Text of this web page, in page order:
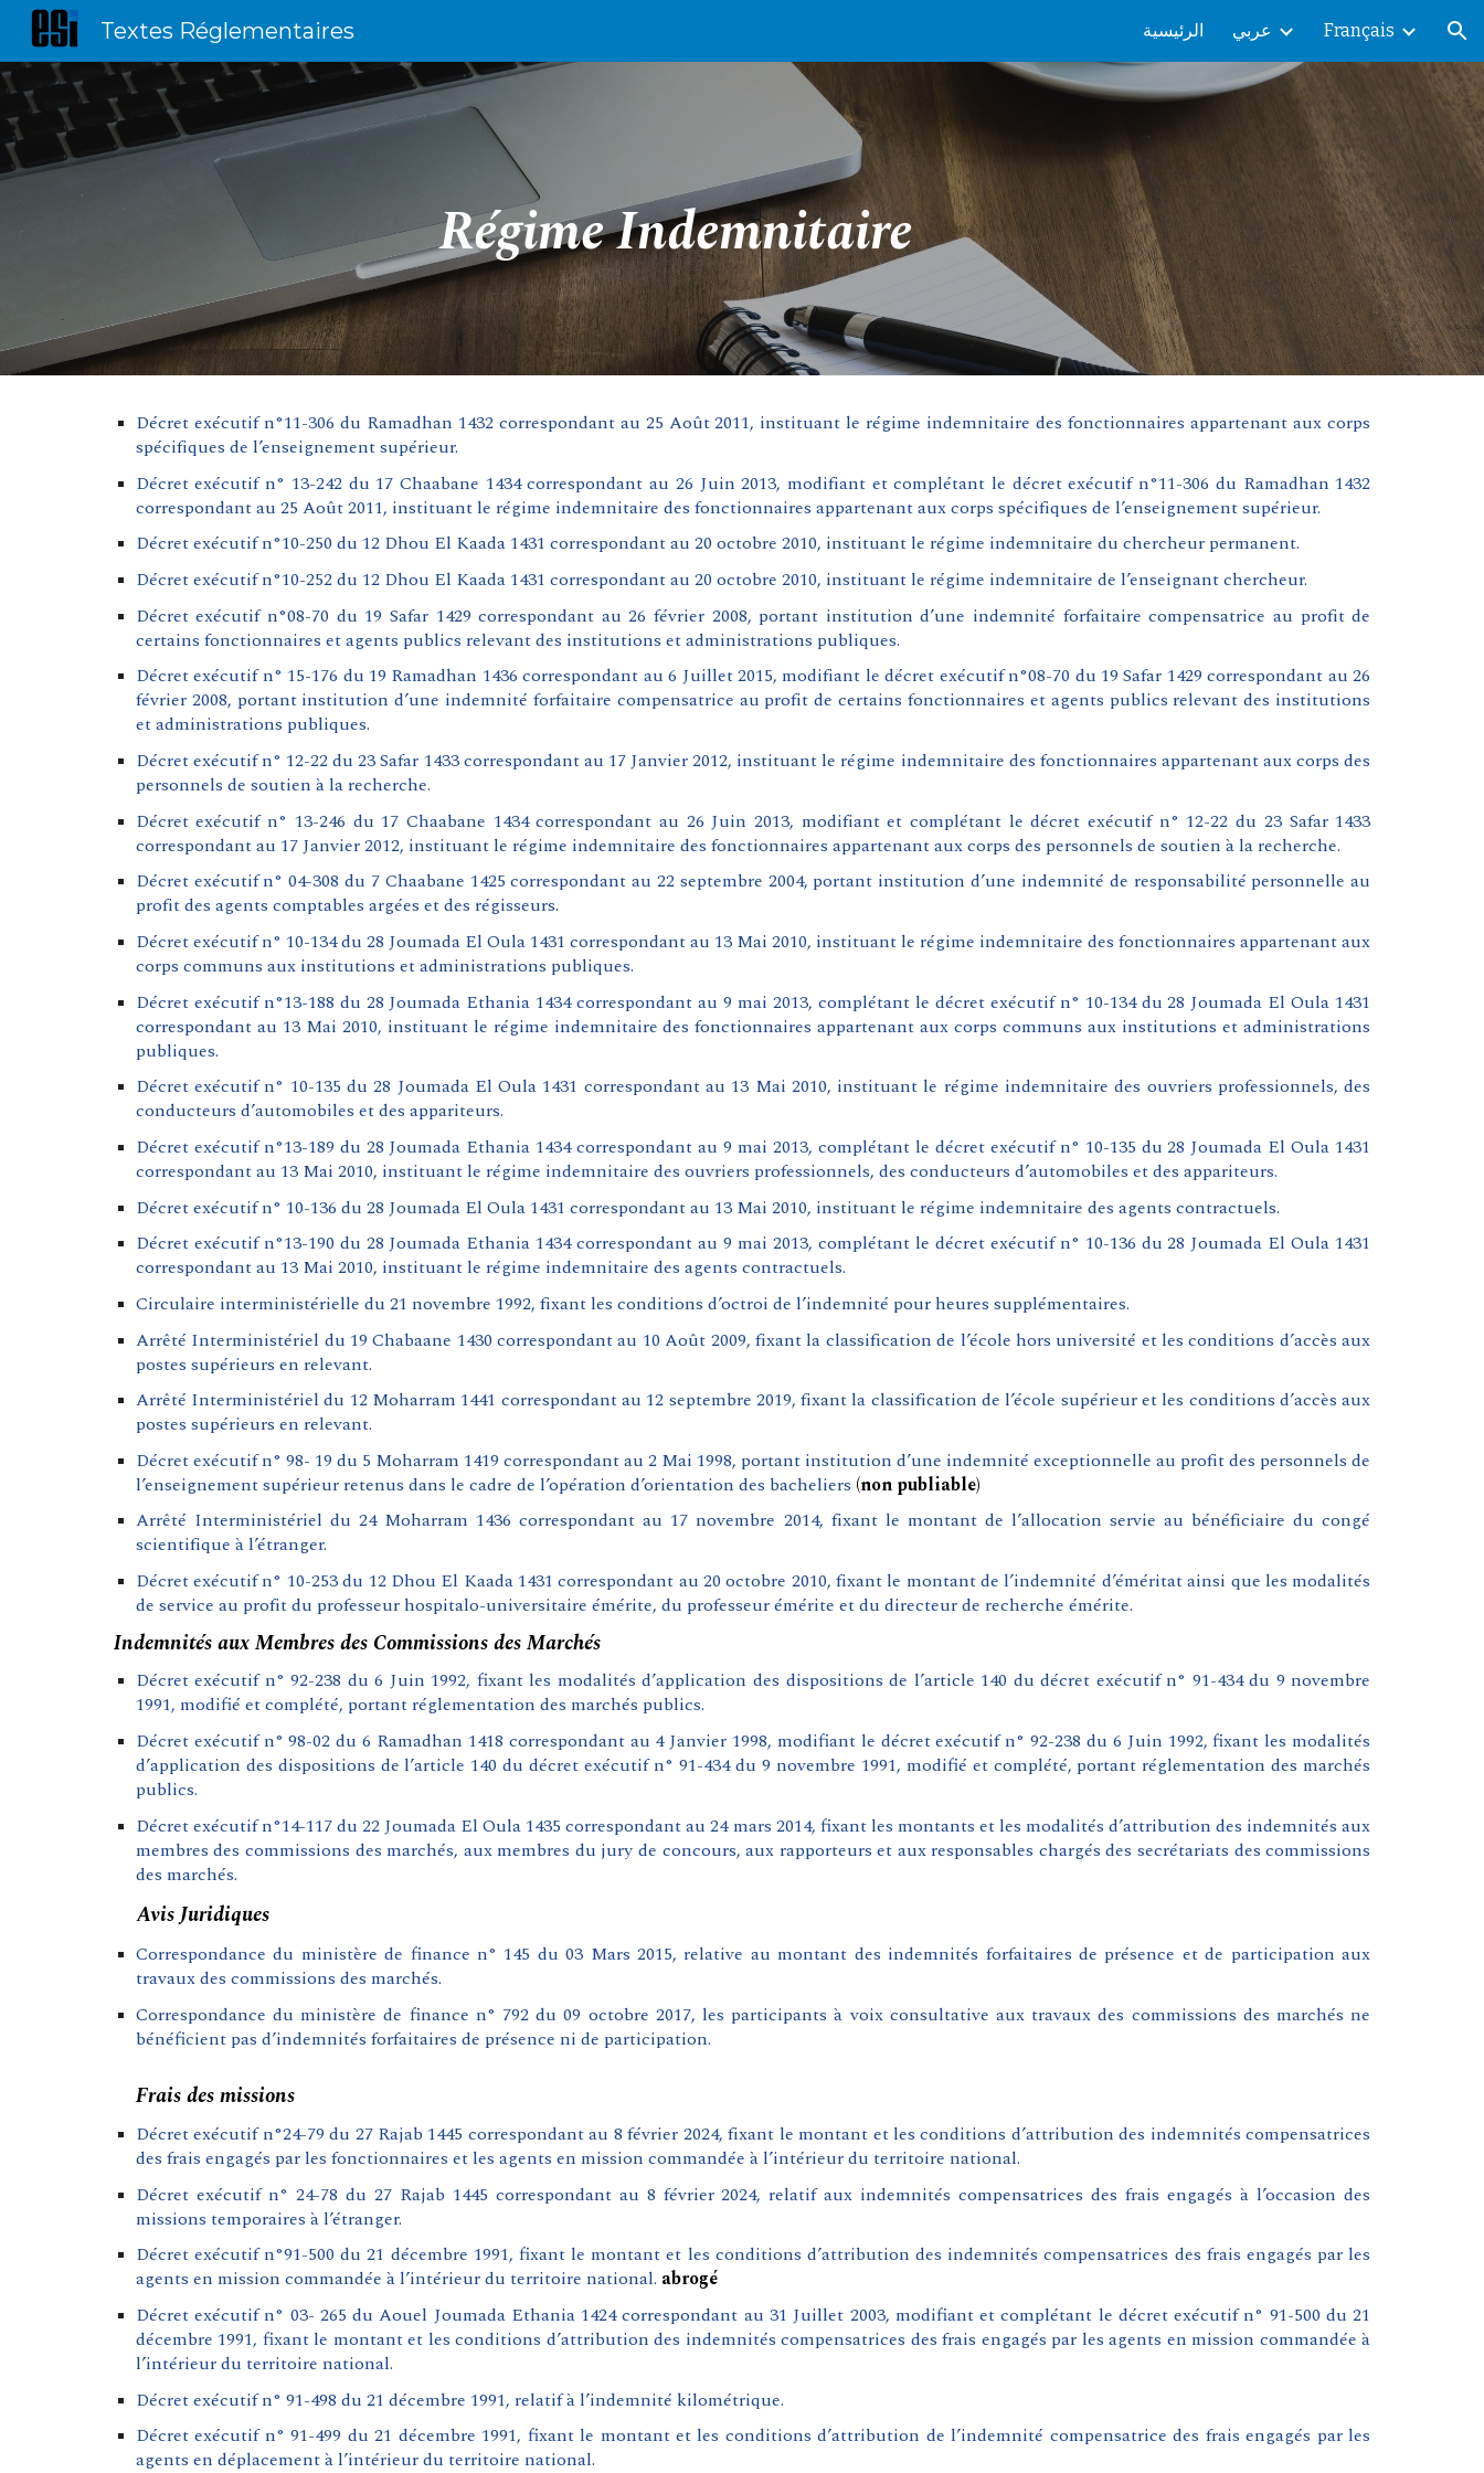
Textes Réglementaires الرئيسية عربي Français
Régime Indemnitaire
Décret exécutif n°11-306 du Ramadhan 1432 correspondant au 25 Août 2011, instituant le régime indemnitaire des fonctionnaires appartenant aux corps
spécifiques de l’enseignement supérieur.
Décret exécutif n° 13-242 du 17 Chaabane 1434 correspondant au 26 Juin 2013, modifiant et complétant le décret exécutif n°11-306 du Ramadhan 1432
correspondant au 25 Août 2011, instituant le régime indemnitaire des fonctionnaires appartenant aux corps spécifiques de l’enseignement supérieur.
Décret exécutif n°10-250 du 12 Dhou El Kaada 1431 correspondant au 20 octobre 2010, instituant le régime indemnitaire du chercheur permanent.
Décret exécutif n°10-252 du 12 Dhou El Kaada 1431 correspondant au 20 octobre 2010, instituant le régime indemnitaire de l’enseignant chercheur.
Décret exécutif n°08-70 du 19 Safar 1429 correspondant au 26 février 2008, portant institution d’une indemnité forfaitaire compensatrice au profit de
certains fonctionnaires et agents publics relevant des institutions et administrations publiques.
Décret exécutif n° 15-176 du 19 Ramadhan 1436 correspondant au 6 Juillet 2015, modifiant le décret exécutif n°08-70 du 19 Safar 1429 correspondant au 26
février 2008, portant institution d’une indemnité forfaitaire compensatrice au profit de certains fonctionnaires et agents publics relevant des institutions
et administrations publiques.
Décret exécutif n° 12-22 du 23 Safar 1433 correspondant au 17 Janvier 2012, instituant le régime indemnitaire des fonctionnaires appartenant aux corps des
personnels de soutien à la recherche.
Décret exécutif n° 13-246 du 17 Chaabane 1434 correspondant au 26 Juin 2013, modifiant et complétant le décret exécutif n° 12-22 du 23 Safar 1433
correspondant au 17 Janvier 2012, instituant le régime indemnitaire des fonctionnaires appartenant aux corps des personnels de soutien à la recherche.
Décret exécutif n° 04-308 du 7 Chaabane 1425 correspondant au 22 septembre 2004, portant institution d’une indemnité de responsabilité personnelle au
profit des agents comptables argées et des régisseurs.
Décret exécutif n° 10-134 du 28 Joumada El Oula 1431 correspondant au 13 Mai 2010, instituant le régime indemnitaire des fonctionnaires appartenant aux
corps communs aux institutions et administrations publiques.
Décret exécutif n°13-188 du 28 Joumada Ethania 1434 correspondant au 9 mai 2013, complétant le décret exécutif n° 10-134 du 28 Joumada El Oula 1431
correspondant au 13 Mai 2010, instituant le régime indemnitaire des fonctionnaires appartenant aux corps communs aux institutions et administrations
publiques.
Décret exécutif n° 10-135 du 28 Joumada El Oula 1431 correspondant au 13 Mai 2010, instituant le régime indemnitaire des ouvriers professionnels, des
conducteurs d’automobiles et des appariteurs.
Décret exécutif n°13-189 du 28 Joumada Ethania 1434 correspondant au 9 mai 2013, complétant le décret exécutif n° 10-135 du 28 Joumada El Oula 1431
correspondant au 13 Mai 2010, instituant le régime indemnitaire des ouvriers professionnels, des conducteurs d’automobiles et des appariteurs.
Décret exécutif n° 10-136 du 28 Joumada El Oula 1431 correspondant au 13 Mai 2010, instituant le régime indemnitaire des agents contractuels.
Décret exécutif n°13-190 du 28 Joumada Ethania 1434 correspondant au 9 mai 2013, complétant le décret exécutif n° 10-136 du 28 Joumada El Oula 1431
correspondant au 13 Mai 2010, instituant le régime indemnitaire des agents contractuels.
Circulaire interministérielle du 21 novembre 1992, fixant les conditions d’octroi de l’indemnité pour heures supplémentaires.
Arrêté Interministériel du 19 Chabaane 1430 correspondant au 10 Août 2009, fixant la classification de l’école hors université et les conditions d’accès aux
postes supérieurs en relevant.
Arrêté Interministériel du 12 Moharram 1441 correspondant au 12 septembre 2019, fixant la classification de l’école supérieur et les conditions d’accès aux
postes supérieurs en relevant.
Décret exécutif n° 98- 19 du 5 Moharram 1419 correspondant au 2 Mai 1998, portant institution d’une indemnité exceptionnelle au profit des personnels de
l’enseignement supérieur retenus dans le cadre de l’opération d’orientation des bacheliers (non publiable)
Arrêté Interministériel du 24 Moharram 1436 correspondant au 17 novembre 2014, fixant le montant de l’allocation servie au bénéficiaire du congé
scientifique à l’étranger.
Décret exécutif n° 10-253 du 12 Dhou El Kaada 1431 correspondant au 20 octobre 2010, fixant le montant de l’indemnité d’éméritat ainsi que les modalités
de service au profit du professeur hospitalo-universitaire émérite, du professeur émérite et du directeur de recherche émérite.
Indemnités aux Membres des Commissions des Marchés
Décret exécutif n° 92-238 du 6 Juin 1992, fixant les modalités d’application des dispositions de l’article 140 du décret exécutif n° 91-434 du 9 novembre
1991, modifié et complété, portant réglementation des marchés publics.
Décret exécutif n° 98-02 du 6 Ramadhan 1418 correspondant au 4 Janvier 1998, modifiant le décret exécutif n° 92-238 du 6 Juin 1992, fixant les modalités
d’application des dispositions de l’article 140 du décret exécutif n° 91-434 du 9 novembre 1991, modifié et complété, portant réglementation des marchés
publics.
Décret exécutif n°14-117 du 22 Joumada El Oula 1435 correspondant au 24 mars 2014, fixant les montants et les modalités d’attribution des indemnités aux
membres des commissions des marchés, aux membres du jury de concours, aux rapporteurs et aux responsables chargés des secrétariats des commissions
des marchés.
Avis Juridiques
Correspondance du ministère de finance n° 145 du 03 Mars 2015, relative au montant des indemnités forfaitaires de présence et de participation aux
travaux des commissions des marchés.
Correspondance du ministère de finance n° 792 du 09 octobre 2017, les participants à voix consultative aux travaux des commissions des marchés ne
bénéficient pas d’indemnités forfaitaires de présence ni de participation.
Frais des missions
Décret exécutif n°24-79du 27 Rajab 1445 correspondant au 8 février 2024, fixant le montant et les conditions d’attribution des indemnités compensatrices
des frais engagés par les fonctionnaires et les agents en mission commandée à l’intérieur du territoire national.
Décret exécutif n° 24-78 du 27 Rajab 1445 correspondant au 8 février 2024, relatif aux indemnités compensatrices des frais engagés à l’occasion des
missions temporaires à l’étranger.
Décret exécutif n°91-500 du 21 décembre 1991, fixant le montant et les conditions d’attribution des indemnités compensatrices des frais engagés par les
agents en mission commandée à l’intérieur du territoire national. abrogé
Décret exécutif n° 03- 265 du Aouel Joumada Ethania 1424 correspondant au 31 Juillet 2003, modifiant et complétant le décret exécutif n° 91-500 du 21
décembre 1991, fixant le montant et les conditions d’attribution des indemnités compensatrices des frais engagés par les agents en mission commandée à
l’intérieur du territoire national.
Décret exécutif n° 91-498 du 21 décembre 1991, relatif à l’indemnité kilométrique.
Décret exécutif n° 91-499 du 21 décembre 1991, fixant le montant et les conditions d’attribution de l’indemnité compensatrice des frais engagés par les
agents en déplacement à l’intérieur du territoire national.